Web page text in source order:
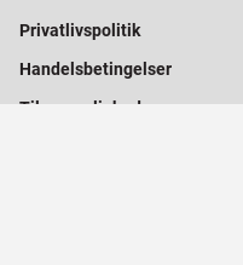
Privatlivspolitik
Handelsbetingelser
Tilgængelighed